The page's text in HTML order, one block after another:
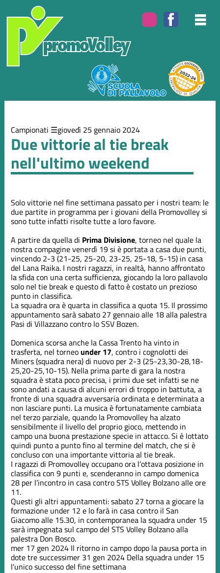
Campionati giovedì 25 gennaio 2024
Due vittorie al tie break
nell'ultimo weekend
Solo vittorie nel fine settimana passato per i nostri team: le
due partite in programma per i giovani della Promovolley si
sono tutte infatti risolte tutte a loro favore.
A partire da quella di Prima Divisione, torneo nel quale la
nostra compagine venerdì 19 si è portata a casa due punti,
vincendo 2-3 (21-25, 25-20, 23-25, 25-18, 5-15) in casa
del Lana Raika. I nostri ragazzi, in realtà, hanno affrontato
la sfida con una certa sufficienza, giocando la loro pallavolo
solo nel tie break e questo di fatto è costato un prezioso
punto in classifica.
La squadra ora è quarta in classifica a quota 15. Il prossimo
appuntamento sarà sabato 27 gennaio alle 18 alla palestra
Pasi di Villazzano contro lo SSV Bozen.
Domenica scorsa anche la Cassa Trento ha vinto in
trasferta, nel torneounder 17, contro i cognolotti dei
Miners (squadra nera) di nuovo per 2-3 (25-23,30-28,18-
25,20-25,10-15). Nella prima parte di gara la nostra
squadra è stata poco precisa, i primi due set infatti se ne
sono andati a causa di alcuni errori di troppo in battuta, a
fronte di una squadra avversaria ordinata e determinata a
non lasciare punti. La musica è fortunatamente cambiata
nel terzo parziale, quando la Promovolley ha alzato
sensibilmente il livello del proprio gioco, mettendo in
campo una buona prestazione specie in attacco. Si è lottato
quindi punto a punto fino al termine del match, che si è
concluso con una importante vittoria al tie break.
I ragazzi di Promovolley occupano ora l’ottava posizione in
classifica con 9 punti e, scenderanno in campo domenica
28 per l’incontro in casa contro STS Volley Bolzano alle ore
11.
Questi gli altri appuntamenti: sabato 27 torna a giocare la
formazione under 12 e lo farà in casa contro il San
Giacomo alle 15.30, in contemporanea la squadra under 15
sarà impegnata sul campo del STS Volley Bolzano alla
palestra Don Bosco.
mer 17 gen 2024 Il ritorno in campo dopo la pausa porta in
dote tre successimer 31 gen 2024 Della squadra under 15
l'unico successo del fine settimana
argomenti
delle
notizie: